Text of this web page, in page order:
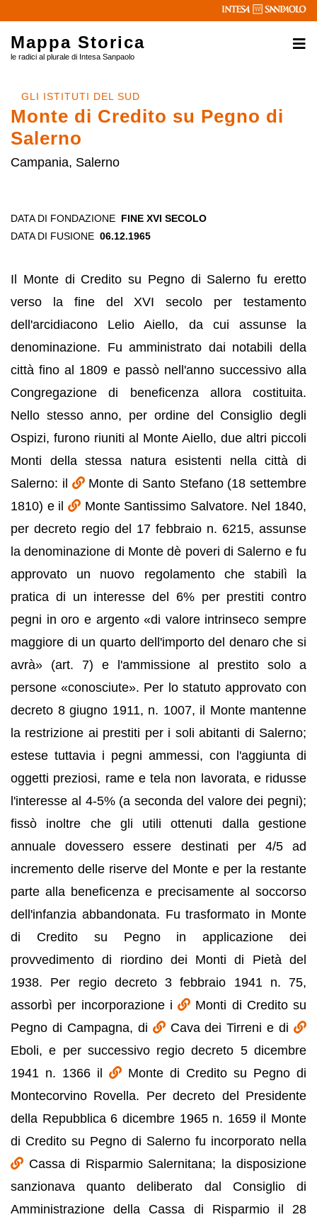
Mappa Storica
le radici al plurale di Intesa Sanpaolo
GLI ISTITUTI DEL SUD
Monte di Credito su Pegno di
Salerno
Campania, Salerno
DATA DI FONDAZIONE FINE XVI SECOLO
DATA DI FUSIONE 06.12.1965
Il Monte di Credito su Pegno di Salerno fu eretto
verso la fine del XVI secolo per testamento
dell'arcidiacono Lelio Aiello, da cui assunse la
denominazione. Fu amministrato dai notabili della
città fino al 1809 e passò nell'anno successivo alla
Congregazione di beneficenza allora costituita.
Nello stesso anno, per ordine del Consiglio degli
Ospizi, furono riuniti al Monte Aiello, due altri piccoli
Monti della stessa natura esistenti nella città di
Salerno: il
Monte di Santo Stefano (18 settembre
1810) e il
Monte Santissimo Salvatore. Nel 1840,
per decreto regio del 17 febbraio n. 6215, assunse
la denominazione di Monte dè poveri di Salerno e fu
approvato un nuovo regolamento che stabilì la
pratica di un interesse del 6% per prestiti contro
pegni in oro e argento «di valore intrinseco sempre
maggiore di un quarto dell'importo del denaro che si
avrà» (art. 7) e l'ammissione al prestito solo a
persone «conosciute». Per lo statuto approvato con
decreto 8 giugno 1911, n. 1007, il Monte mantenne
la restrizione ai prestiti per i soli abitanti di Salerno;
estese tuttavia i pegni ammessi, con l'aggiunta di
oggetti preziosi, rame e tela non lavorata, e ridusse
l'interesse al 4-5% (a seconda del valore dei pegni);
fissò inoltre che gli utili ottenuti dalla gestione
annuale dovessero essere destinati per 4/5 ad
incremento delle riserve del Monte e per la restante
parte alla beneficenza e precisamente al soccorso
dell'infanzia abbandonata. Fu trasformato in Monte
di Credito su Pegno in applicazione dei
provvedimento di riordino dei Monti di Pietà del
1938. Per regio decreto 3 febbraio 1941 n. 75,
assorbì per incorporazione i
Monti di Credito su
Pegno di Campagna, di
Cava dei Tirreni e di
Eboli, e per successivo regio decreto 5 dicembre
1941 n. 1366 il
Monte di Credito su Pegno di
Montecorvino Rovella. Per decreto del Presidente
della Repubblica 6 dicembre 1965 n. 1659 il Monte
di Credito su Pegno di Salerno fu incorporato nella
Cassa di Risparmio Salernitana; la disposizione
sanzionava quanto deliberato dal Consiglio di
Amministrazione della Cassa di Risparmio il 28